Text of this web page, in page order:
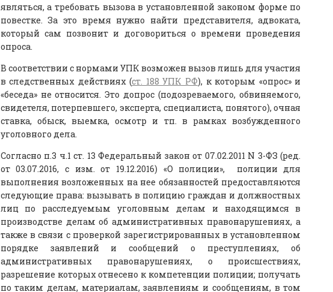
являться, а требовать вызова в установленной законом форме по
повестке. За это время нужно найти представителя, адвоката,
который сам позвонит и договориться о времени проведения
опроса.
В соответствии с нормами УПК возможен вызов лишь для участия
в следственных действиях (ст. 188 УПК РФ), к которым «опрос» и
«беседа» не относится. Это допрос (подозреваемого, обвиняемого,
свидетеля, потерпевшего, эксперта, специалиста, понятого), очная
ставка, обыск, выемка, осмотр и тп. в рамках возбужденного
уголовного дела.
Согласно п.3 ч.1 ст. 13 Федеральный закон от 07.02.2011 N 3-ФЗ (ред.
от 03.07.2016, с изм. от 19.12.2016) «О полиции», полиции для
выполнения возложенных на нее обязанностей предоставляются
следующие права: вызывать в полицию граждан и должностных
лиц по расследуемым уголовным делам и находящимся в
производстве делам об административных правонарушениях, а
также в связи с проверкой зарегистрированных в установленном
порядке заявлений и сообщений о преступлениях, об
административных правонарушениях, о происшествиях,
разрешение которых отнесено к компетенции полиции; получать
по таким делам, материалам, заявлениям и сообщениям, в том